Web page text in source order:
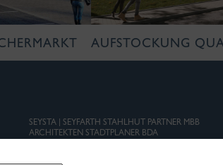
AUFSTOCKUNG
SEYSTA | SEYFARTH STAHLHUT PARTNER MBB
ARCHITEKTEN STADTPLANER BDA